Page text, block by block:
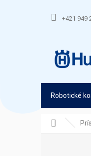
+421 949
Robotické
Domov